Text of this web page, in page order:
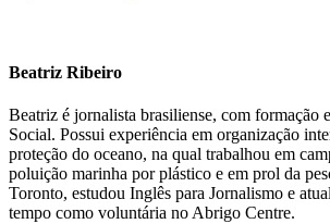
Beatriz Ribeiro
Beatriz é jornalista brasiliense, com formação
Social. Possui experiência em organização
proteção do oceano, na qual trabalhou em
poluição marinha por plástico e em prol da
Toronto, estudou Inglês para Jornalismo e
tempo como voluntária no Abrigo Centre.